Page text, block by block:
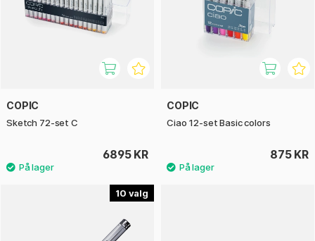
COPIC
Sketch 72-set C
6895 KR
COPIC
Ciao 12-set Basic colors
875 KR
10